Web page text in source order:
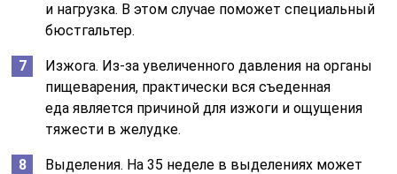
и нагрузка. В этом случае поможет специальный
бюстгальтер.
Изжога. Из-за увеличенного давления на органы
пищеварения, практически вся съеденная
еда является причиной для изжоги и ощущения
тяжести в желудке.
Выделения. На 35 неделе в выделениях может